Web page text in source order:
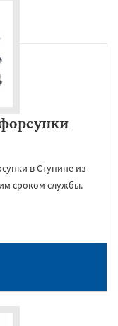
в Ступине из
сроком службы.